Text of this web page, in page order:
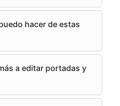
hacer de estas
a editar portadas y